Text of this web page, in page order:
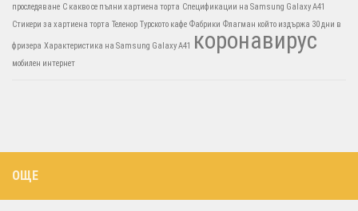
проследяване С какво се пълни хартиена торта Спецификации на Samsung Galaxy A41
Стикери за хартиена торта Теленор Турското кафе Фабрики Флагман който издържа 30 дни в
фризера Характеристика на Samsung Galaxy A41 коронавирус
мобилен интернет
ОЩЕ